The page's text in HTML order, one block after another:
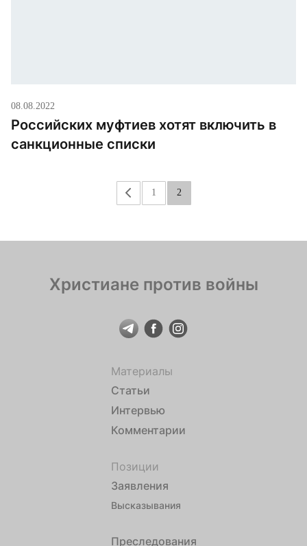
08.08.2022
Российских муфтиев хотят включить в
санкционные списки
« 1 2
Христиане против войны
Материалы
Статьи
Интервью
Комментарии
Позиции
Заявления
Высказывания
Преследования